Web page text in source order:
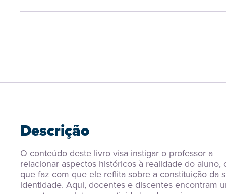
Descrição
O conteúdo deste livro visa instigar o professor a
relacionar aspectos históricos à realidade do aluno,
que faz com que ele reflita sobre a constituição da
identidade. Aqui, docentes e discentes encontram